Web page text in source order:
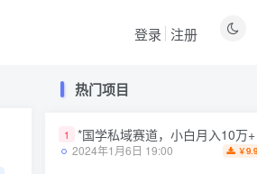
登录 注册
热门项目
1 *国学私域赛道，小白月入10万+，引流+转化完整
2024年1月6日 19:00 ￥9.9
热门项目
1 *国学私域赛道，小白月入10万+，引流+转化完整
2024年1月6日 19:00 ￥9.9